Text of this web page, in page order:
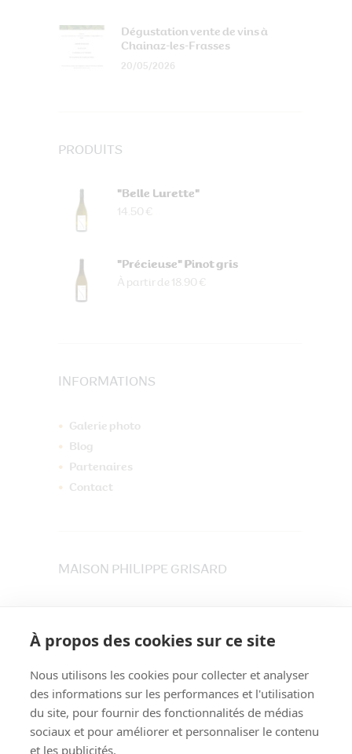
À propos des cookies sur ce site
Nous utilisons les cookies pour collecter et analyser
des informations sur les performances et l'utilisation
du site, pour fournir des fonctionnalités de médias
sociaux et pour améliorer et personnaliser le contenu
et les publicités.
Dégustation vente de vins à
Chainaz-les-Frasses
20/05/2026
PRODUITS
"Belle Lurette"
14.50 €
"Précieuse" Pinot gris
À partir de 18.90 €
INFORMATIONS
Galerie photo
Blog
Partenaires
Contact
MAISON PHILIPPE GRISARD
Tél. 04 79 84 30 91